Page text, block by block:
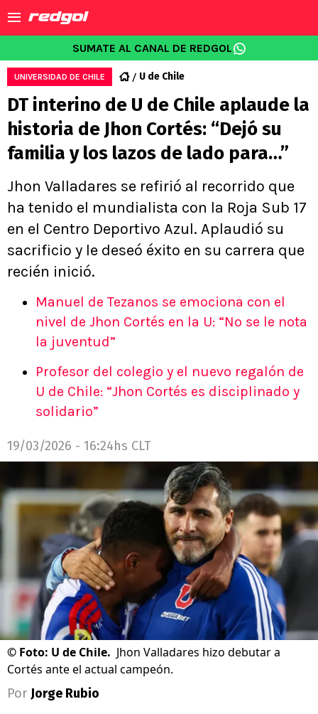
SUMATE AL CANAL DE REDGOL
UNIVERSIDAD DE CHILE U de Chile
DT interino de U de Chile aplaude la
historia de Jhon Cortés: “Dejó su
familia y los lazos de lado para…”
Jhon Valladares se refirió al recorrido que
ha tenido el mundialista con la Roja Sub 17
en el Centro Deportivo Azul. Aplaudió su
sacrificio y le deseó éxito en su carrera que
recién inició.
Manuel de Tezanos se emociona con el
nivel de Jhon Cortés en la U: “No se le nota
la juventud”
Profesor del colegio y el nuevo regalón de
U de Chile: “Jhon Cortés es disciplinado y
solidario”
19/03/2026 - 16:24hs CLT
© Foto: U de Chile. Jhon Valladares hizo debutar a
Cortés ante el actual campeón.
Por Jorge Rubio